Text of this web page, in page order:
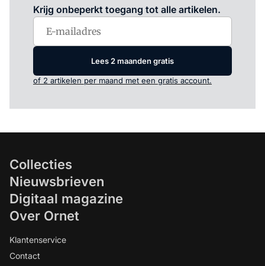
Krijg onbeperkt toegang tot alle artikelen.
Lees 2 maanden gratis
of 2 artikelen per maand met een gratis account.
Collecties
Nieuwsbrieven
Digitaal magazine
Over Ornet
Klantenservice
Contact